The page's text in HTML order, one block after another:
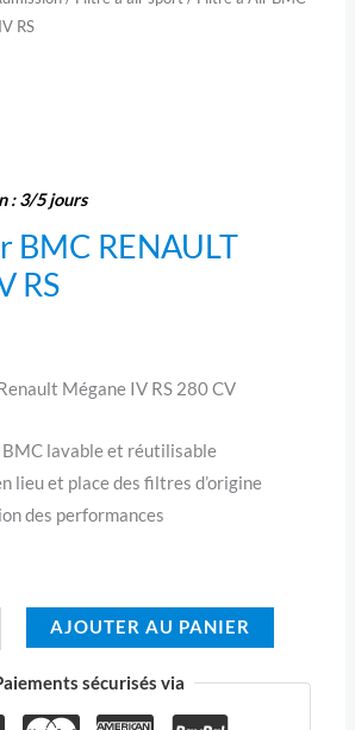
RS
: 3/5 jours
BMC RENAULT
RS
Mégane IV RS 280 CV
lavable et réutilisable
lieu et place des filtres d’origine
des performances
AJOUTER AU PANIER
sécurisés via